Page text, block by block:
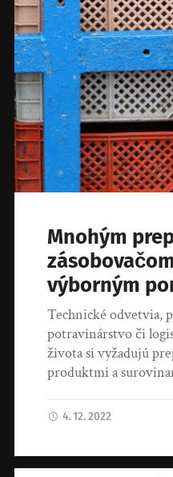
Mnohým
výborným
Technické odvetvia,
potravinárstvo či
života si vyžadujú
produktmi a
4. 12. 2022